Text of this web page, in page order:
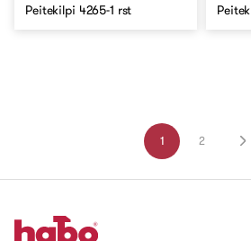
Peitekilpi 4265-1 rst
1 2